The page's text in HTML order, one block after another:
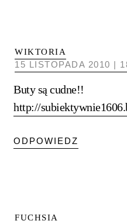
WIKTORIA
15 LISTOPADA 2010 |
Buty są cudne!!
http://
ODPOWIEDZ
FUCHSIA